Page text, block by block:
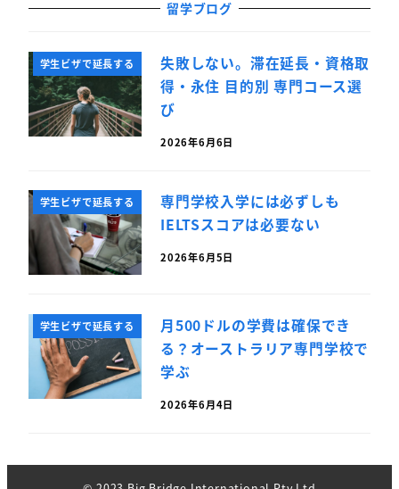
留学ブログ
学生ビザで延長する
失敗しない。滞在延長・資格取
得・永住 目的別 専門コース選
び
2026年6月6日
学生ビザで延長する
専門学校入学には必ずしも
IELTSスコアは必要ない
2026年6月5日
学生ビザで延長する
月500ドルの学費は確保でき
る？オーストラリア専門学校で
学ぶ
2026年6月4日